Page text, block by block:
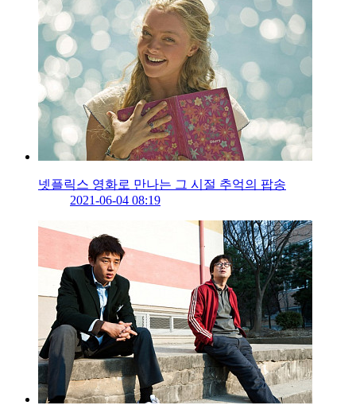
넷플릭스 영화로 만나는 그 시절 추억의 팝송
2021-06-04 08:19